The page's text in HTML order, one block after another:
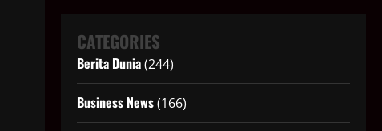
CATEGORIES
Berita Dunia(244)
Business News(166)